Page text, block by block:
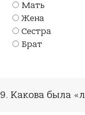
Мать
Жена
Сестра
Брат
9. Какова была